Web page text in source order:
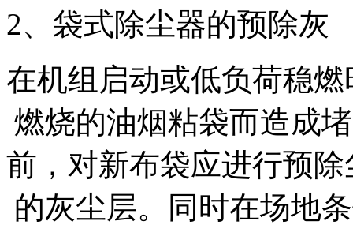
2、袋式除尘器的预除灰
在机组启动或低负荷稳
燃烧的油烟粘袋而造成
前，对新布袋应进行预
的灰尘层。同时在场地